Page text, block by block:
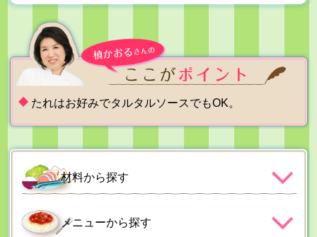
たれはお好みでタルタルソースでもOK。
材料から探す
メニューから探す